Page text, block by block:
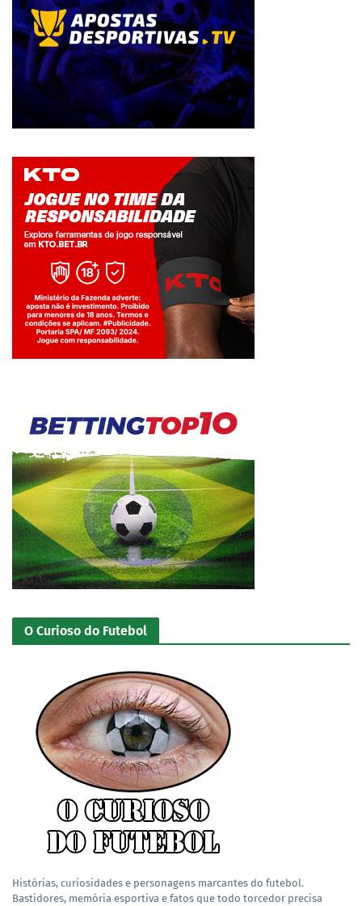
Jogue com responsabilidade. 18+
O Curioso do Futebol
Histórias, curiosidades e personagens marcantes do futebol.
Bastidores, memória esportiva e fatos que todo torcedor precisa